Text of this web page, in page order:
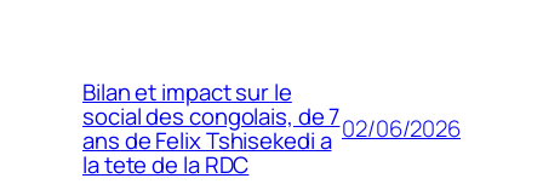
Bilan et impact sur le
social des congolais, de 7
ans de Felix Tshisekedi a
la tete de la RDC
02/06/2026